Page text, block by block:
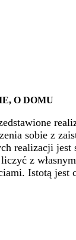
O DOMU
sobie z
realizacji jest
z
Istotą jest